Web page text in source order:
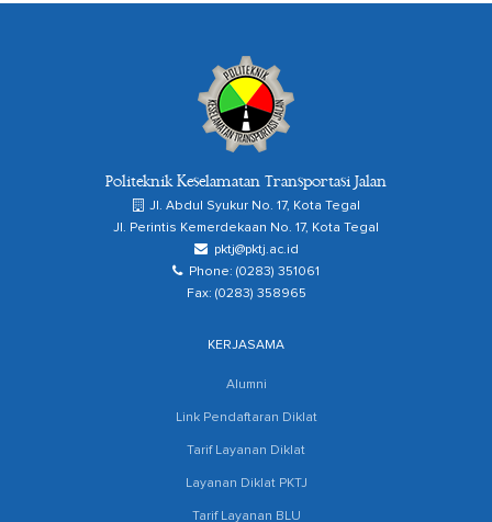
Politeknik Keselamatan Transportasi Jalan
Jl. Abdul Syukur No. 17, Kota Tegal
Jl. Perintis Kemerdekaan No. 17, Kota Tegal
pktj@pktj.ac.id
Phone: (0283) 351061
Fax: (0283) 358965
KERJASAMA
Alumni
Link Pendaftaran Diklat
Tarif Layanan Diklat
Layanan Diklat PKTJ
Tarif Layanan BLU